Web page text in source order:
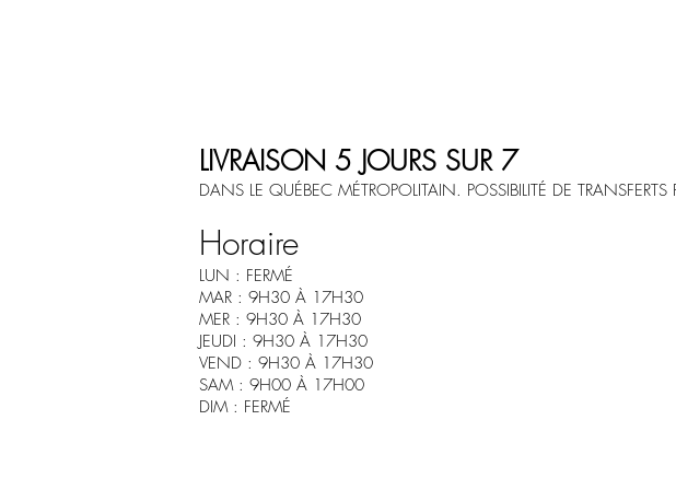
LIVRAISON 5 JOURS SUR 7
DANS LE QUÉBEC MÉTROPOLITAIN. POSSIBILITÉ DE
Horaire
LUN : FERMÉ
MAR : 9H30 À 17H30
MER : 9H30 À 17H30
JEUDI : 9H30 À 17H30
VEND : 9H30 À 17H30
SAM : 9H00 À 17H00
DIM : FERMÉ